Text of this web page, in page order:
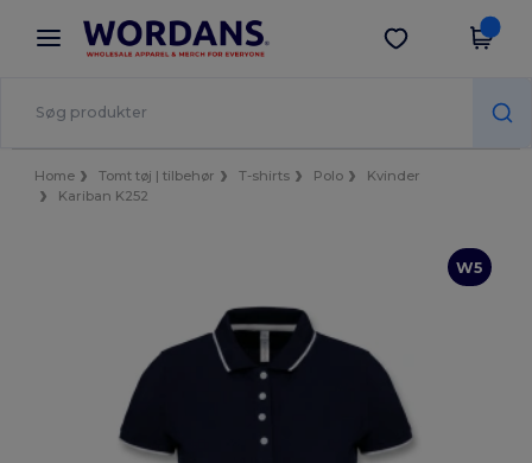
× Wordans-app
Bedre priser i appen!
Hent app
Home Tomt tøj | tilbehør T-shirts Polo
Kvinder
Kariban K252
W5